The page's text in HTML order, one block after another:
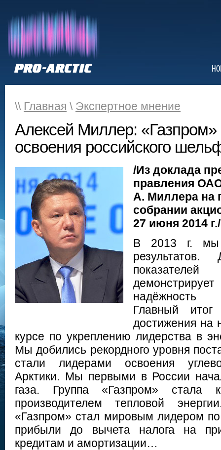
\\ Главная \ Экспертное мнение
Алексей Миллер:
освоения российского
/Из доклада
правления
А. Миллера на
собрании
27 июня 2014 г./
В 2013 г. мы
надёжность
Главный
достижения на
курсе по укреплению лидерства в
Мы добились рекордного уровня
стали лидерами освоения
Арктики. Мы первыми в России
газа. Группа «Газпром» стала
производителем тепловой
«Газпром» стал мировым лидером
прибыли до вычета налога на
кредитам и амортизации…